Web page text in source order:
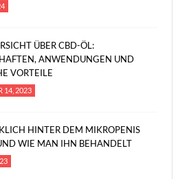
ÜBER CBD-ÖL:
ANWENDUNGEN UND
VORTEILE
14, 2023
HINTER DEM MIKROPENIS
WIE MAN IHN BEHANDELT